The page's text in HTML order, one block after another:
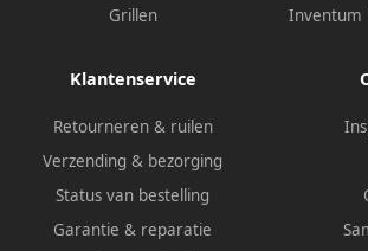
Grillen
Inventum
Klantenservice
Retourneren & ruilen
Verzending & bezorging
Status van bestelling
Garantie & reparatie